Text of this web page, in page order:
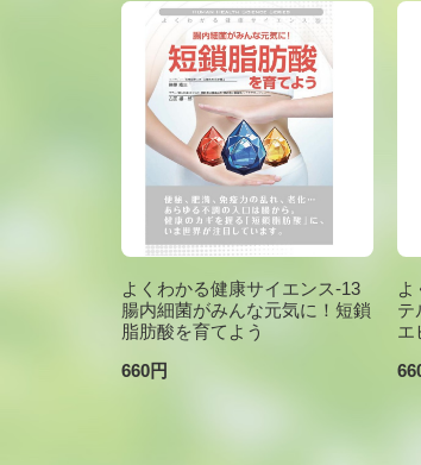
よくわかる健康サイエンス-13
腸内細菌がみんな元気に！短鎖
脂肪酸を育てよう
660円
よ
テ
エ